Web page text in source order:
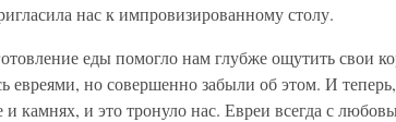
нас к импровизированному столу.
еды помогло нам глубже ощутить свои
евреями, но совершенно забыли об этом. И
и камнях, и это тронуло нас. Евреи всегда с